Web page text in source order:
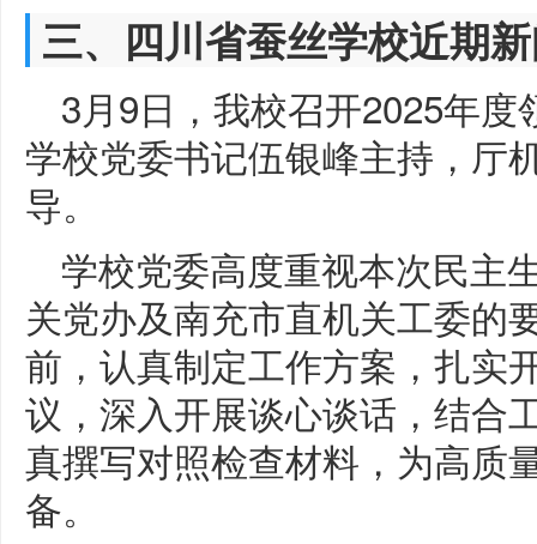
三、四川省蚕丝学校近期
3月9日，我校召开2025年
学校党委书记伍银峰主持，厅
导。
学校党委高度重视本次民主
关党办及南充市直机关工委的
前，认真制定工作方案，扎实
议，深入开展谈心谈话，结合
真撰写对照检查材料，为高质
备。